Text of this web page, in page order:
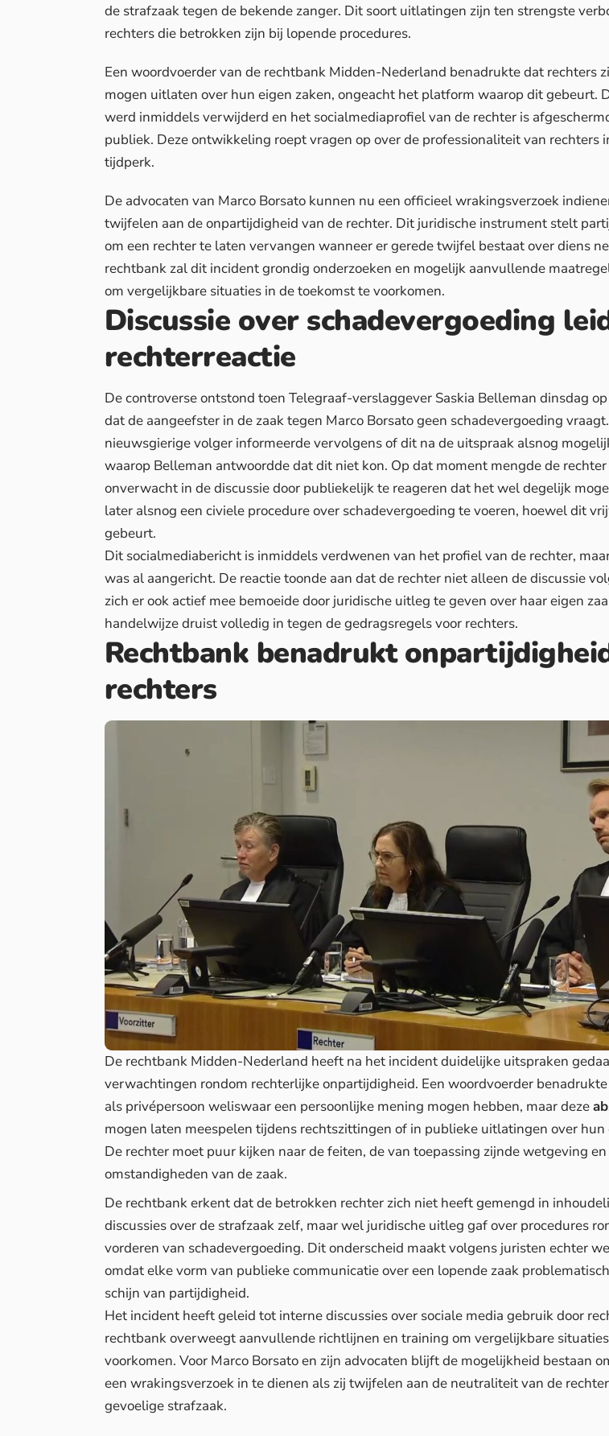
de strafzaak tegen de bekende zanger. Dit soort uitlatingen zijn ten strengste
rechters die betrokken zijn bij lopende procedures.
Een woordvoerder van de rechtbank Midden-Nederland benadrukte dat rechters
mogen uitlaten over hun eigen zaken, ongeacht het platform waarop dit gebeurt.
werd inmiddels verwijderd en het socialmediaprofiel van de rechter is
publiek. Deze ontwikkeling roept vragen op over de professionaliteit van rechters
tijdperk.
De advocaten van Marco Borsato kunnen nu een officieel wrakingsverzoek
twijfelen aan de onpartijdigheid van de rechter. Dit juridische instrument stelt
om een rechter te laten vervangen wanneer er gerede twijfel bestaat over diens
rechtbank zal dit incidentgrondig onderzoeken en mogelijk aanvullende
om vergelijkbare situaties in de toekomst te voorkomen.
Discussie over schadevergoeding
rechterreactie
De controverse ontstond toen Telegraaf-verslaggever Saskia Belleman dinsdag
dat de aangeefster in de zaak tegen Marco Borsato geen schadevergoeding
nieuwsgierige volger informeerde vervolgens of dit na de uitspraak alsnog
waarop Belleman antwoordde dat dit niet kon. Op dat moment mengde de rechter
onverwacht in de discussie door publiekelijk te reageren dat het wel degelijk
later alsnog een civiele procedure over schadevergoeding te voeren, hoewel dit
gebeurt.
Dit socialmediabericht is inmiddels verdwenen van het profiel van de rechter,
was al aangericht. De reactie toonde aan dat de rechter niet alleen de discussie
zich er ook actief mee bemoeide door juridische uitleg te geven over haar eigen
handelwijze druist volledig in tegen de gedragsregels voor rechters.
Rechtbank benadrukt
rechters
De rechtbank Midden-Nederland heeft na het incident duidelijke uitspraken
verwachtingen rondom rechterlijke onpartijdigheid. Een woordvoerder
als privépersoon weliswaar een persoonlijke mening mogen hebben, maar deze
mogen laten meespelen tijdens rechtszittingen of in publieke uitlatingen over hun
De rechter moet puur kijken naar de feiten, de van toepassing zijnde wetgeving
omstandigheden van de zaak.
De rechtbank erkent dat de betrokken rechter zich niet heeft gemengd in
discussies over de strafzaak zelf, maar wel juridische uitleg gaf over procedures
vorderen van schadevergoeding. Dit onderscheid maakt volgens juristen echter
omdatelke vorm van publieke communicatieover een lopende zaak
schijn van partijdigheid.
Het incident heeft geleid tot interne discussies over sociale media gebruik door
rechtbank overweegt aanvullende richtlijnen en training om vergelijkbare
voorkomen. Voor Marco Borsato en zijn advocaten blijft de mogelijkheid bestaan
een wrakingsverzoek in te dienen als zij twijfelen aan de neutraliteit van de
gevoelige strafzaak.